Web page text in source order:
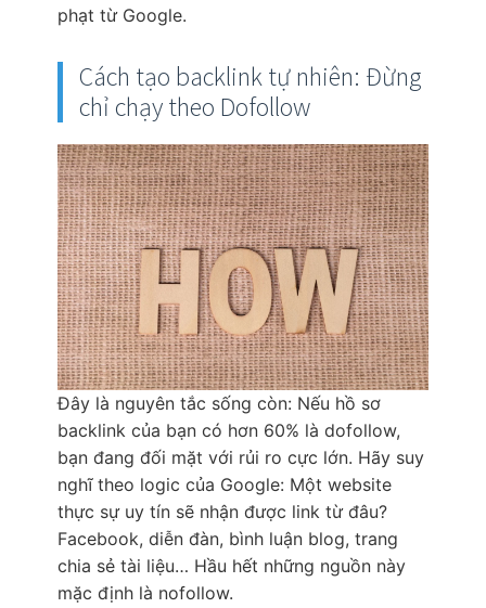
phạt từ Google.
Cách tạo backlink tự nhiên: Đừng
chỉ chạy theo Dofollow
Đây là nguyên tắc sống còn: Nếu hồ sơ
backlink của bạn có hơn 60% là dofollow,
bạn đang đối mặt với rủi ro cực lớn. Hãy suy
nghĩ theo logic của Google: Một website
thực sự uy tín sẽ nhận được link từ đâu?
Facebook, diễn đàn, bình luận blog, trang
chia sẻ tài liệu… Hầu hết những nguồn này
mặc định là nofollow.